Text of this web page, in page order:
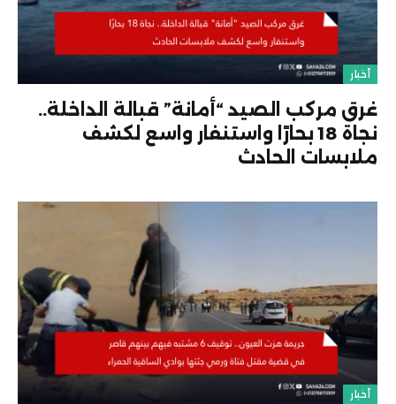
أخبار
غرق مركب الصيد “أمانة” قبالة الداخلة..
نجاة 18 بحارًا واستنفار واسع لكشف
ملابسات الحادث
أخبار